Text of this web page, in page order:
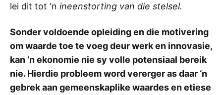
lei dit tot ‘n ineenstorting van die stelsel.
Sonder voldoende opleiding en die motivering
om waarde toe te voeg deur werk en innovasie,
kan ‘n ekonomie nie sy volle potensiaal bereik
nie. Hierdie probleem word vererger as daar ‘n
gebrek aan gemeenskaplike waardes en etiese